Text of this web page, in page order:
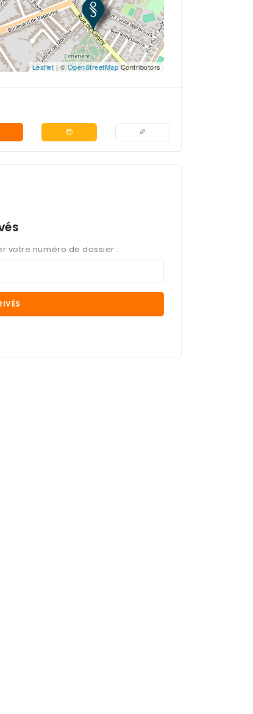
Leaflet | © OpenStreetMapContributors
votre numéro de dossier :